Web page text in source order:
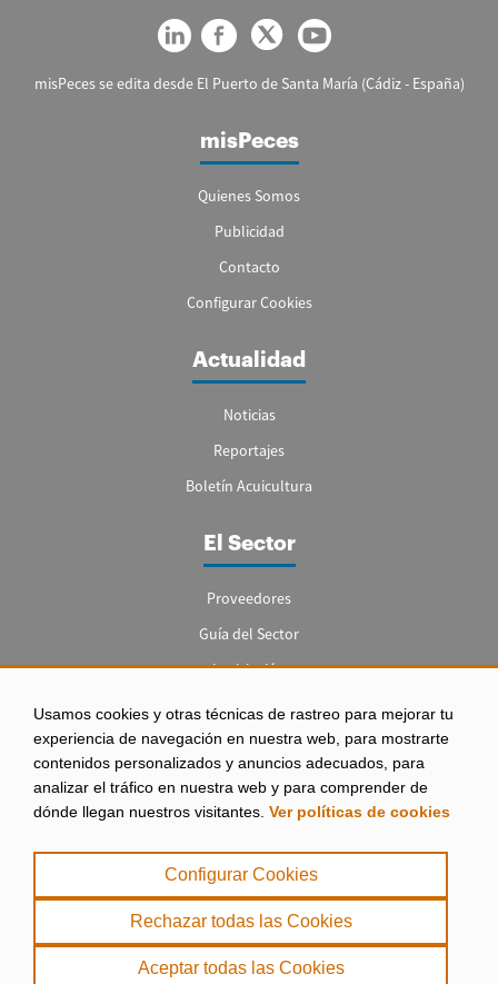
Usamos cookies y otras técnicas de rastreo para mejorar tu
experiencia de navegación en nuestra web, para mostrarte
contenidos personalizados y anuncios adecuados, para
analizar el tráfico en nuestra web y para comprender de
dónde llegan nuestros visitantes. Ver políticas de cookies
Configurar Cookies
Rechazar todas las Cookies
Aceptar todas las Cookies
misPeces se edita desde El Puerto de Santa María (Cádiz - España)
misPeces
Quienes Somos
Publicidad
Contacto
Configurar Cookies
Actualidad
Noticias
Reportajes
Boletín Acuicultura
El Sector
Proveedores
Guía del Sector
Legislación
Empleo
Aviso legal
|
Política de Privacidad
|